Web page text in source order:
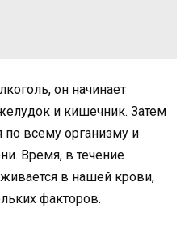
он начинает
и кишечник. Затем
по всему организму и
Время, в течение
в нашей крови,
факторов.